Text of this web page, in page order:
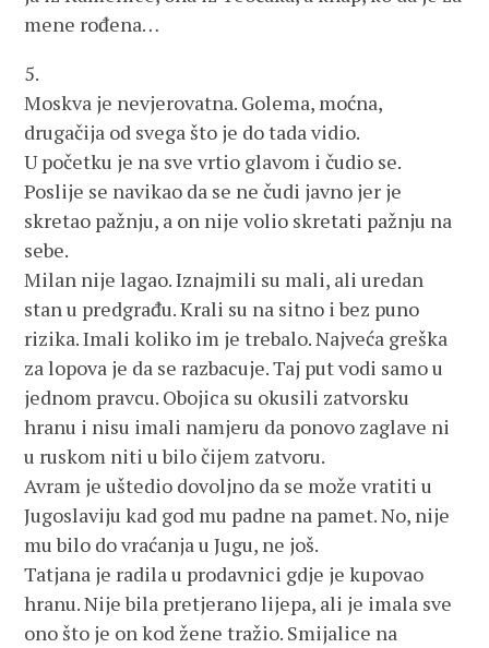
mene rođena…
5.
Moskva je nevjerovatna. Golema, moćna,
drugačija od svega što je do tada vidio.
U početku je na sve vrtio glavom i čudio se.
Poslije se navikao da se ne čudi javno jer je
skretao pažnju, a on nije volio skretati pažnju na
sebe.
Milan nije lagao. Iznajmili su mali, ali uredan
stan u predgrađu. Krali su na sitno i bez puno
rizika. Imali koliko im je trebalo. Najveća greška
za lopova je da se razbacuje. Taj put vodi samo u
jednom pravcu. Obojica su okusili zatvorsku
hranu i nisu imali namjeru da ponovo zaglave ni
u ruskom niti u bilo čijem zatvoru.
Avram je uštedio dovoljno da se može vratiti u
Jugoslaviju kad god mu padne na pamet. No, nije
mu bilo do vraćanja u Jugu, ne još.
Tatjana je radila u prodavnici gdje je kupovao
hranu. Nije bila pretjerano lijepa, ali je imala sve
ono što je on kod žene tražio. Smijalice na